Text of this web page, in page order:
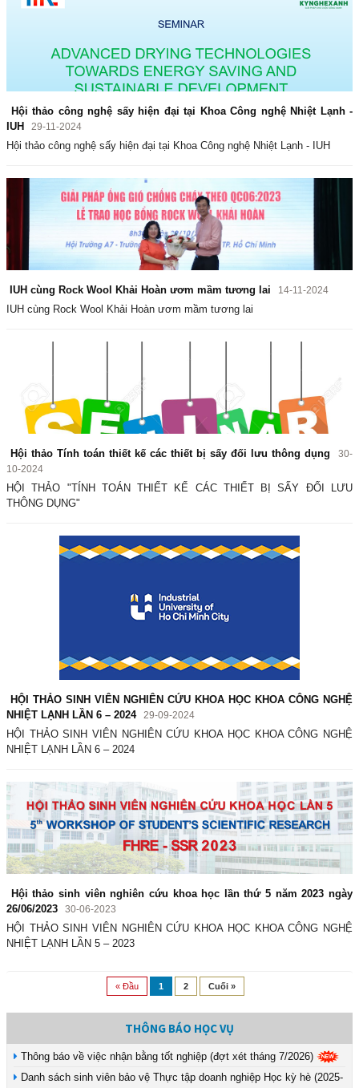
Hội thảo công nghệ sấy hiện đại tại Khoa Công nghệ Nhiệt Lạnh -
IUH
29-11-2024
Hội thảo công nghệ sấy hiện đại tại Khoa Công nghệ Nhiệt Lạnh - IUH
IUH cùng Rock Wool Khải Hoàn ươm mầm tương lai 14-11-2024
IUH cùng Rock Wool Khải Hoàn ươm mầm tương lai
Hội thảo Tính toán thiết kế các thiết bị sấy đối lưu thông dụng
30-
10-2024
HỘI THẢO "TÍNH TOÁN THIẾT KẾ CÁC THIẾT BỊ SẤY ĐỐI LƯU
THÔNG DỤNG"
HỘI THẢO SINH VIÊN NGHIÊN CỨU KHOA HỌC KHOA CÔNG NGHỆ
NHIỆT LẠNH LẦN 6 – 2024
29-09-2024
HỘI THẢO SINH VIÊN NGHIÊN CỨU KHOA HỌC KHOA CÔNG NGHỆ
NHIỆT LẠNH LẦN 6 – 2024
Hội thảo sinh viên nghiên cứu khoa học lần thứ 5 năm 2023 ngày
26/06/2023
30-06-2023
HỘI THẢO SINH VIÊN NGHIÊN CỨU KHOA HỌC KHOA CÔNG NGHỆ
NHIỆT LẠNH LẦN 5 – 2023
« Đầu 1 2 Cuối »
THÔNG BÁO HỌC VỤ
Thông báo về việc nhận bằng tốt nghiệp (đợt xét tháng 7/2026)
Danh sách sinh viên bảo vệ Thực tập doanh nghiệp Học kỳ hè (2025-